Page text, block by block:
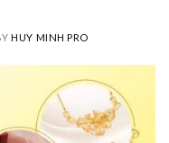
HUY MINH PRO